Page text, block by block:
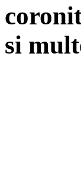
si